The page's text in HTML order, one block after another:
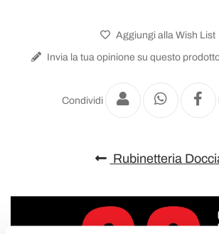
Aggiungi alla Wish List
Invia la tua opinione su questo
Condividi
Rubinetteria